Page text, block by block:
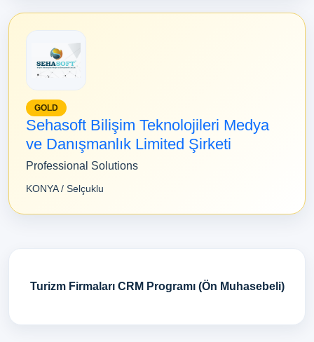
GOLD
Sehasoft Bilişim Teknolojileri Medya
ve Danışmanlık Limited Şirketi
Professional Solutions
KONYA / Selçuklu
Turizm Firmaları CRM Programı (Ön Muhasebeli)